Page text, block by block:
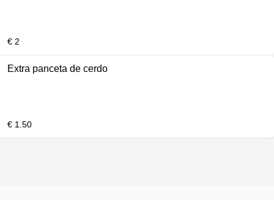
€ 2
Extra panceta de cerdo
€ 1.50